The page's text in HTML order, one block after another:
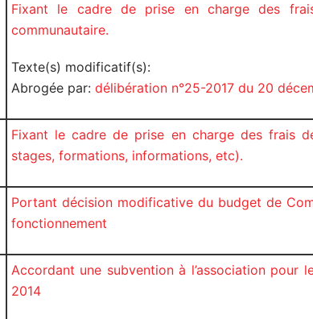
Fixant le cadre de prise en charge des
communautaire.
Texte(s) modificatif(s):
Abrogée par: délibération n°25-2017 du 20
Fixant le cadre de prise en charge des frais
stages, formations, informations, etc).
Portant décision modificative du budget de
fonctionnement
Accordant une subvention à l’association pour
2014